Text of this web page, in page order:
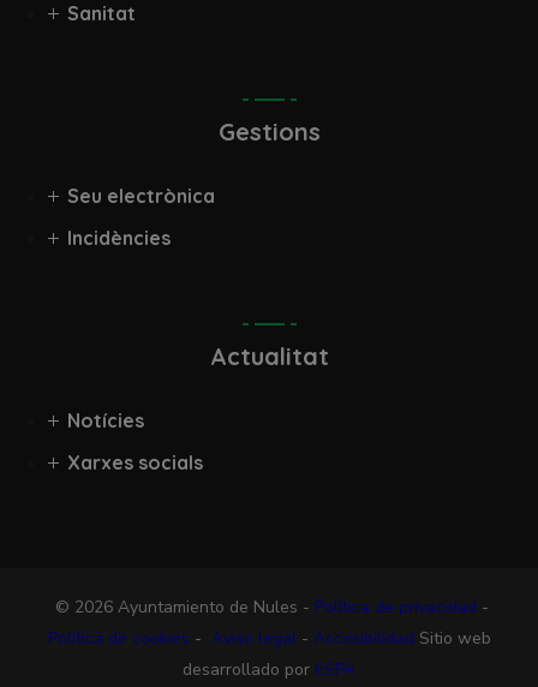
Sanitat
Gestions
Seu electrònica
Incidències
Actualitat
Notícies
Xarxes socials
© 2026 Ayuntamiento de Nules - Política de privacidad -
Política de cookies - Aviso legal- Accesibilidad Sitio web
desarrollado por ESPA